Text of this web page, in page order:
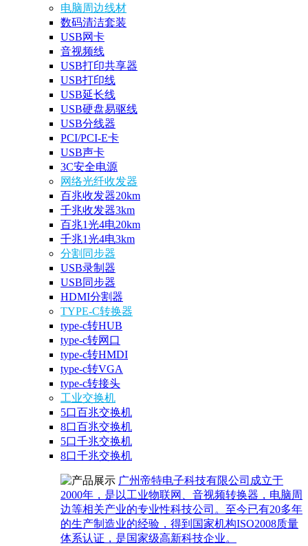
电脑周边线材
数码清洁套装
USB网卡
音视频线
USB打印共享器
USB打印线
USB延长线
USB硬盘易驱线
USB分线器
PCI/PCI-E卡
USB声卡
3C安全电源
网络光纤收发器
百兆收发器20km
千兆收发器3km
百兆1光4电20km
千兆1光4电3km
分割同步器
USB录制器
USB同步器
HDMI分割器
TYPE-C转换器
type-c转HUB
type-c转网口
type-c转HMDI
type-c转VGA
type-c转接头
工业交换机
5口百兆交换机
8口百兆交换机
5口千兆交换机
8口千兆交换机
广州帝特电子科技有限公司成立于
2000年，是以工业物联网、音视频转换器，电脑周
边等相关产业的专业性科技公司。至今已有20多年
的生产制造业的经验，得到国家机构ISO2008质量
体系认证，是国家级高新科技企业。